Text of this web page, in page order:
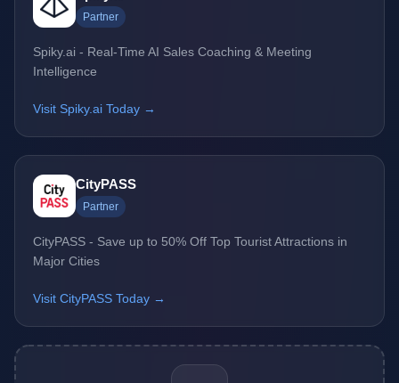
Partner
Spiky.ai - Real-Time AI Sales Coaching & Meeting
Intelligence
Visit Spiky.ai Today →
CityPASS
Partner
CityPASS - Save up to 50% Off Top Tourist Attractions in
Major Cities
Visit CityPASS Today →